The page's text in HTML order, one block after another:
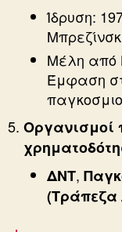
Ίδρυση:
Μέλη από
Έμφαση
Οργανισμοί
ΔΝΤ,
(Τράπεζα